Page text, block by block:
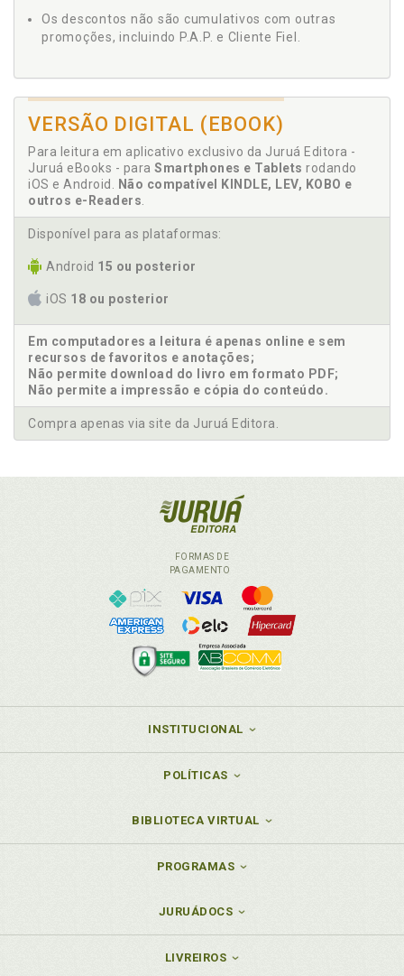
Os descontos não são cumulativos com outras
promoções, incluindo P.A.P. e Cliente Fiel.
VERSÃO DIGITAL (EBOOK)
Para leitura em aplicativo exclusivo da Juruá Editora -
Juruá eBooks - para Smartphones e Tablets rodando
iOS e Android.
Não compatível KINDLE, LEV, KOBO e
outros e-Readers
Disponível para as plataformas:
Android 15 ou posterior
iOS 18 ou posterior
Em computadores a leitura é apenas online e sem
recursos de favoritos e anotações;
Não permite download do livro em formato PDF;
Não permite a impressão e cópia do conteúdo.
Compra apenas via site da Juruá Editora.
FORMAS DE
PAGAMENTO
INSTITUCIONAL
POLÍTICAS
BIBLIOTECA VIRTUAL
PROGRAMAS
JURUÁDOCS
LIVREIROS